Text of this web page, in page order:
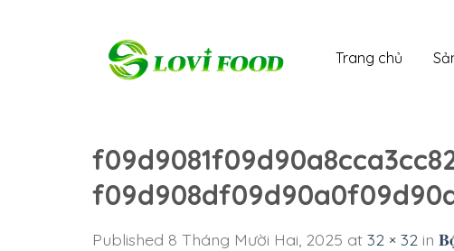
Trang chủ
Published 8 Tháng Mười Hai, 2025 at 32 × 32 in